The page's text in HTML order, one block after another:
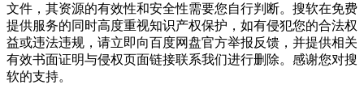
文件，其资源的有效性和安全性需要您自行判断。搜软在免费
提供服务的同时高度重视知识产权保护，如有侵犯您的合法权
益或违法违规，请立即向百度网盘官方举报反馈，并提供相关
有效书面证明与侵权页面链接联系我们进行删除。感谢您对搜
软的支持。